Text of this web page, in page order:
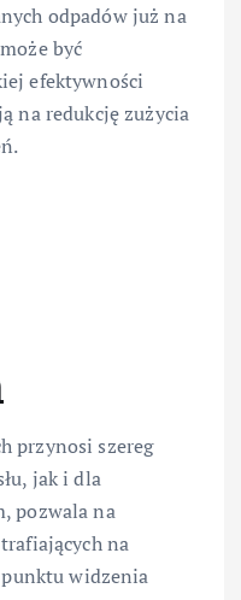
odpadów już na
być
efektywności
na redukcję zużycia
przynosi szereg
jak i dla
pozwala na
na
widzenia